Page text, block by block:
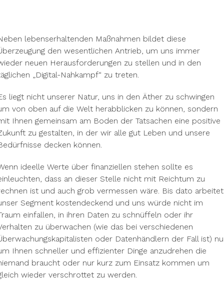
lebenserhaltenden Maßnahmen bildet diese
den wesentlichen Antrieb, um uns immer
neuen Herausforderungen zu stellen und in den
„Digital-Nahkampf“ zu treten.
liegt nicht unserer Natur, uns in den Äther zu schwingen
von oben auf die Welt herabblicken zu können, sondern
Ihnen gemeinsam am Boden der Tatsachen eine positive
zu gestalten, in der wir alle gut Leben und unsere
decken können.
ideelle Werte über finanziellen stehen sollte es
dass an dieser Stelle nicht mit Reichtum zu
ist und auch grob vermessen wäre. Bis dato arbeitet
Segment kostendeckend und uns würde nicht im
einfallen, in ihren Daten zu schnüffeln oder ihr
zu überwachen (wie das bei verschiedenen
oder Datenhändlern der Fall ist)
Ihnen schneller und effizienter Dinge anzudrehen die
braucht oder nur kurz zum Einsatz kommen um
wieder verschrottet zu werden.